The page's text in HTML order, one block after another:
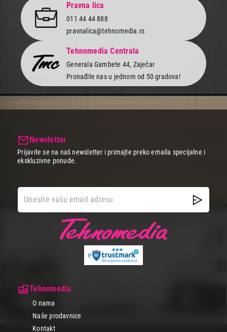
Pravna lica
011 44 44 888
pravnalica@tehnomedia.rs
Tehnomedia Centrala
Generala Gambete 44, Zaječar
Pronađite nas u jednom od 50 gradova!
Tehnomedia
O nama
Naše prodavnice
Kontakt
Newsletter
Prijavite se na naš newsletter i primajte preko emaila specijalne i
ekskluzivne ponude.